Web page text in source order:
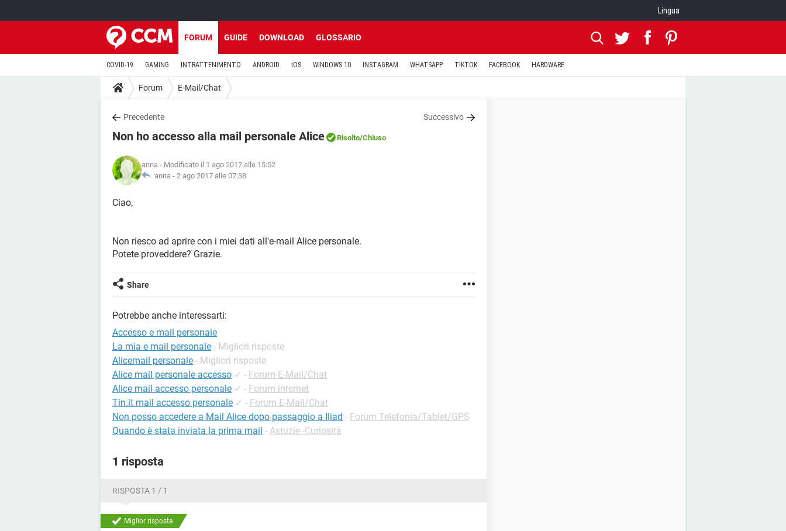
Lingua
FORUM GUIDE DOWNLOAD GLOSSARIO
COVID-19 GAMING INTRATTENIMENTO ANDROID iOS WINDOWS 10 INSTAGRAM WHATSAPP TIKTOK FACEBOOK HARDWARE
Forum E-Mail/Chat
Precedente Successivo
Non ho accesso alla mail personale Alice Risolto/Chiuso
anna - Modificato il 1 ago 2017 alle 15:52
anna - 2 ago 2017 alle 07:38
Ciao,
Non riesco ad aprire con i miei dati all'e-mail Alice personale.
Potete proveddere? Grazie.
Share
Potrebbe anche interessarti:
Accesso e mail personale
La mia e mail personale - Migliori risposte
Alicemail personale - Migliori risposte
Alice mail personale accesso ✓ - Forum E-Mail/Chat
Alice mail accesso personale ✓ - Forum internet
Tin.it mail accesso personale ✓ - Forum E-Mail/Chat
Non posso accedere a Mail Alice dopo passaggio a Iliad - Forum Telefonia/Tablet/GPS
Quando è stata inviata la prima mail - Astuzie -Curiosità
1 risposta
RISPOSTA 1 / 1
Miglior risposta